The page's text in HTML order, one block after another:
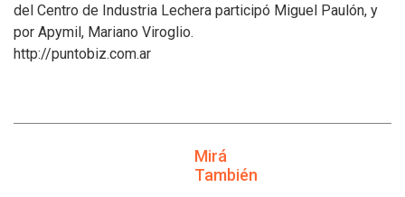
del Centro de Industria Lechera participó Miguel Paulón, y
por Apymil, Mariano Viroglio.
http://puntobiz.com.ar
Mirá
También